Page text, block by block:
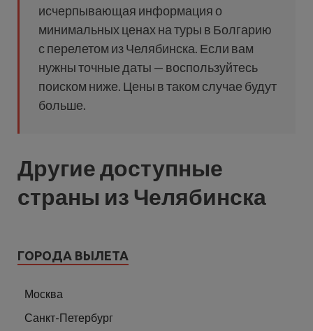
исчерпывающая информация о
минимальных ценах на туры в Болгарию
с перелетом из Челябинска. Если вам
нужны точные даты — воспользуйтесь
поиском ниже. Цены в таком случае будут
больше.
Другие доступные
страны из Челябинска
ГОРОДА ВЫЛЕТА
Москва
Санкт-Петербург